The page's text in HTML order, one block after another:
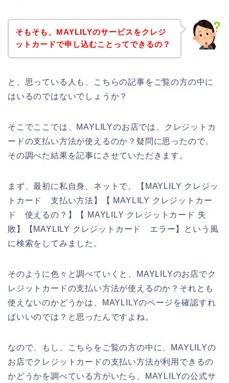
そもそも、MAYLILYのサービスをクレジ
ットカードで申し込むことってできるの？
と、思っている人も、こちらの記事をご覧の方の中に
はいるのではないでしょうか？
そこでここでは、MAYLILYのお店では、クレジットカ
ードの支払い方法が使えるのか？疑問に思ったので、
その調べた結果を記事にさせていただきます。
まず、最初に私自身、ネットで、【MAYLILY クレジッ
トカード 支払い方法】【 MAYLILY クレジットカー
ド 使えるの？】【 MAYLILY クレジットカード 失
敗】【MAYLILY クレジットカード エラー】という風
に検索をしてみました。
そのように色々と調べていくと、MAYLILYのお店でク
レジットカードの支払い方法が使えるのか？それとも
使えないのかどうかは、MAYLILYのページを確認すれ
ばいいのでは？と思ったんですよね。
なので、もし、こちらをご覧の方の中に、MAYLILYの
お店でクレジットカードの支払い方法が利用できるの
かどうかを調べている方がいたら、MAYLILYの公式サ